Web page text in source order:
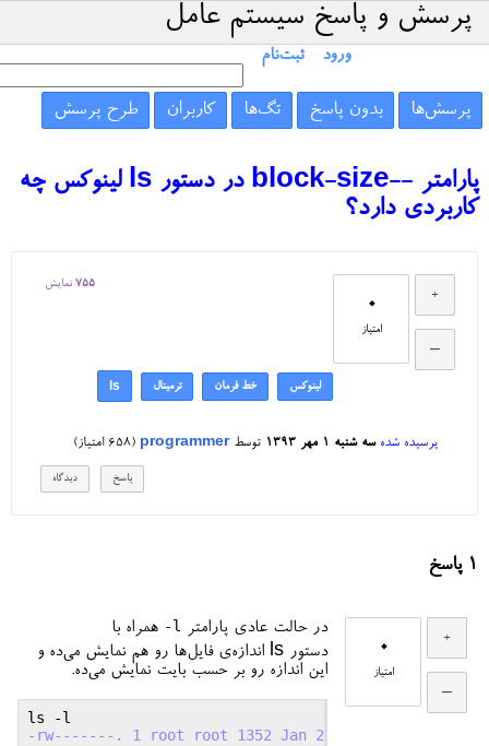
پرسش و پاسخ سیستم عامل
ورود ثبت‌نام
پرسش‌ها بدون پاسخ تگ‌ها کاربران طرح پرسش
پارامتر --block-size در دستور ls لینوکس چه
کاربردی دارد؟
0
امتیاز
755 نمایش
لینوکس خط فرمان ترمینال ls
پرسیده شده سه شنبه ۱ مهر ۱۳۹۳ توسطprogrammer
(
658 امتیاز)
1 پاسخ
0
امتیاز
در حالت عادی پارامتر -l همراه با
دستور ls اندازه‌ی فایل‌ها رو هم نمایش می‌ده و
این اندازه رو بر حسب بایت نمایش می‌ده.
-rw-------. 1 root root 1352 Jan 28 2013 sample.log